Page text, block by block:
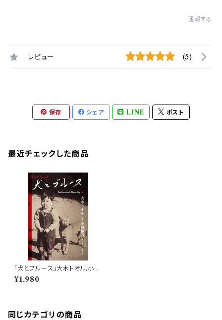
通報する
レビュー (5)
保存 シェア LINE ポスト
最近チェックした商品
「犬とブルース」大木トオル,小梶
勝男
¥1,980
同じカテゴリの商品